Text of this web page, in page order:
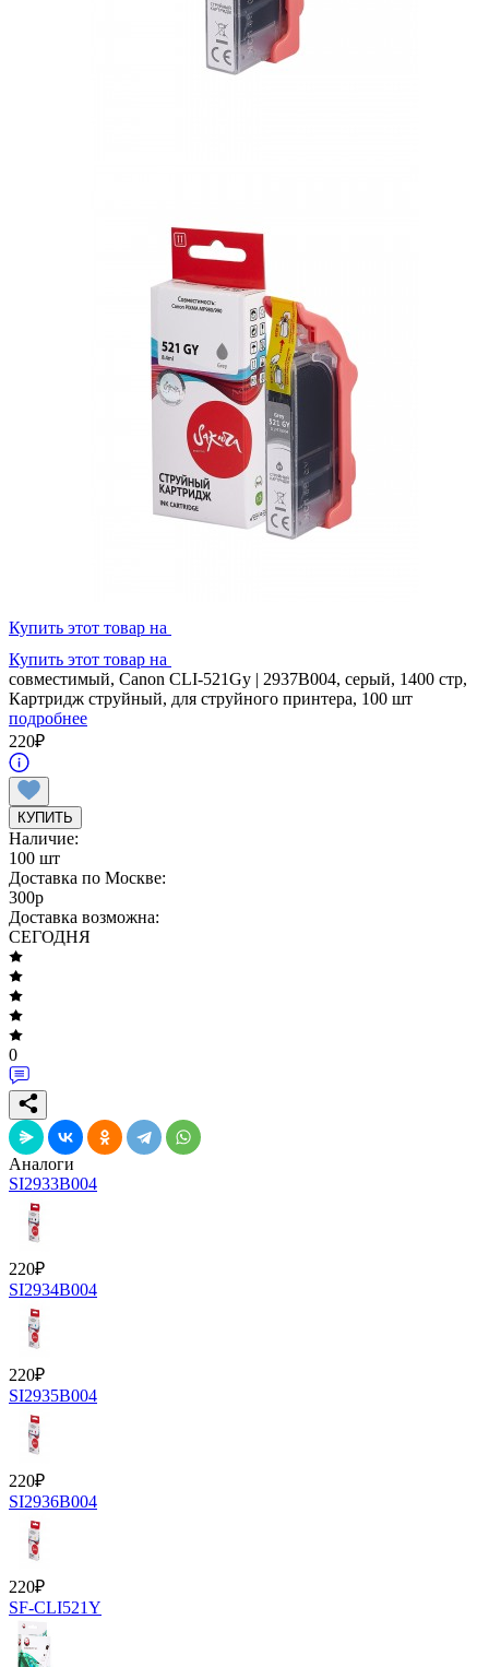
Купить этот товар на
Купить этот товар на
совместимый, Canon CLI-521Gy | 2937B004, серый, 1400 стр,
Картридж струйный, для струйного принтера, 100 шт
подробнее
220₽
КУПИТЬ
Наличие:
100 шт
Доставка по Москве:
300p
Доставка возможна:
СЕГОДНЯ
0
Аналоги
SI2933B004
220₽
SI2934B004
220₽
SI2935B004
220₽
SI2936B004
220₽
SF-CLI521Y